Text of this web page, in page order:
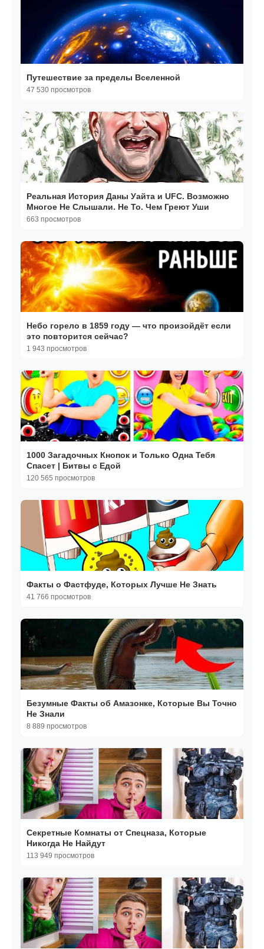
Путешествие за пределы Вселенной
47 530 просмотров
Реальная История Даны Уайта и UFC. Возможно
Многое Не Слышали. Не То. Чем Греют Уши
663 просмотров
Небо горело в 1859 году — что произойдёт если
это повторится сейчас?
1 943 просмотров
1000 Загадочных Кнопок и Только Одна Тебя
Спасет | Битвы с Едой
120 565 просмотров
Факты о Фастфуде, Которых Лучше Не Знать
41 766 просмотров
Безумные Факты об Амазонке, Которые Вы Точно
Не Знали
8 889 просмотров
Секретные Комнаты от Спецназа, Которые
Никогда Не Найдут
113 949 просмотров